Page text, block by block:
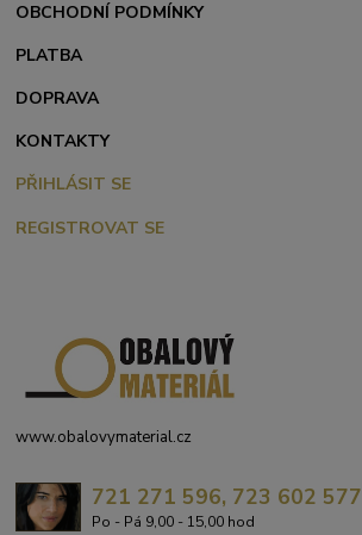
OBCHODNÍ PODMÍNKY
PLATBA
DOPRAVA
KONTAKTY
PŘIHLÁSIT SE
REGISTROVAT SE
www.obalovymaterial.cz
721 271 596, 723 602 577
Po - Pá 9,00 - 15,00 hod